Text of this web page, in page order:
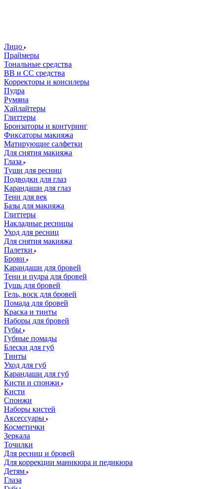
Лицо
Праймеры
Тональные средства
ВВ и СС средства
Корректоры и консилеры
Пудра
Румяна
Хайлайтеры
Глиттеры
Бронзаторы и контуринг
Фиксаторы макияжа
Матирующие салфетки
Для снятия макияжа
Глаза
Туши для ресниц
Подводки для глаз
Карандаши для глаз
Тени для век
Базы для макияжа
Глиттеры
Накладные ресницы
Уход для ресниц
Для снятия макияжа
Палетки
Брови
Карандаши для бровей
Тени и пудра для бровей
Тушь для бровей
Гель, воск для бровей
Помада для бровей
Краска и тинты
Наборы для бровей
Губы
Губные помады
Блески для губ
Тинты
Уход для губ
Карандаши для губ
Кисти и спонжи
Кисти
Спонжи
Наборы кистей
Аксессуары
Косметички
Зеркала
Точилки
Для ресниц и бровей
Для коррекции маникюра и педикюра
Детям
Глаза